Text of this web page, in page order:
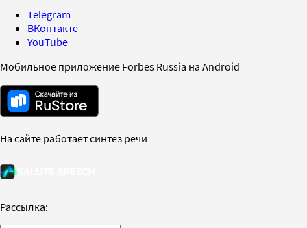
Telegram
ВКонтакте
YouTube
Мобильное приложение Forbes Russia на Android
На сайте работает синтез речи
Рассылка: